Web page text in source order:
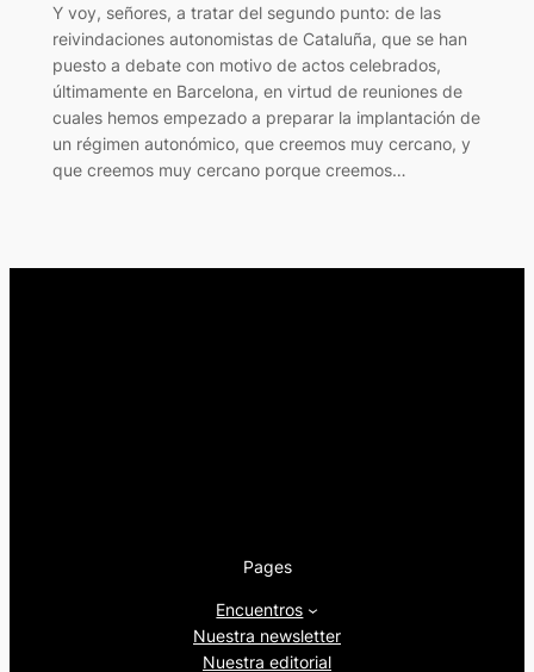
Y voy, señores, a tratar del segundo punto: de las
reivindaciones autonomistas de Cataluña, que se han
puesto a debate con motivo de actos celebrados,
últimamente en Barcelona, en virtud de reuniones de
cuales hemos empezado a preparar la implantación de
un régimen autonómico, que creemos muy cercano, y
que creemos muy cercano porque creemos…
Pages
Encuentros
Nuestra newsletter
Nuestra editorial